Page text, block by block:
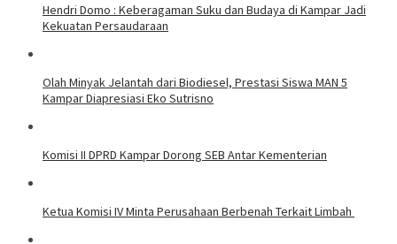
Hendri Domo : Keberagaman Suku dan Budaya di Kampar Jadi
Kekuatan Persaudaraan
Olah Minyak Jelantah dari Biodiesel, Prestasi Siswa MAN 5
Kampar Diapresiasi Eko Sutrisno
Komisi II DPRD Kampar Dorong SEB Antar Kementerian
Ketua Komisi IV Minta Perusahaan Berbenah Terkait Limbah